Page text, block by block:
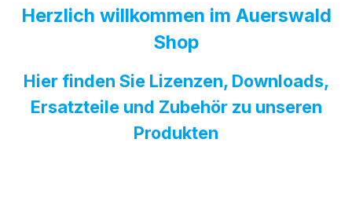
Herzlich willkommen im Auerswald
Shop
Hier finden Sie Lizenzen, Downloads,
Ersatzteile und Zubehör zu unseren
Produkten